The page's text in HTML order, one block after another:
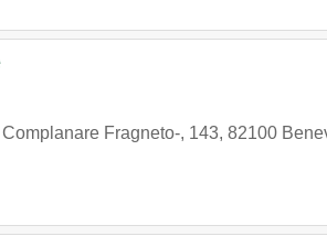
Fragneto-, 143, 82100